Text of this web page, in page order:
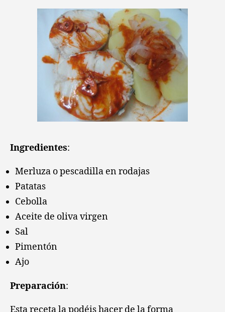
Ingredientes:
Merluza o pescadilla en rodajas
Patatas
Cebolla
Aceite de oliva virgen
Sal
Pimentón
Ajo
Preparación: